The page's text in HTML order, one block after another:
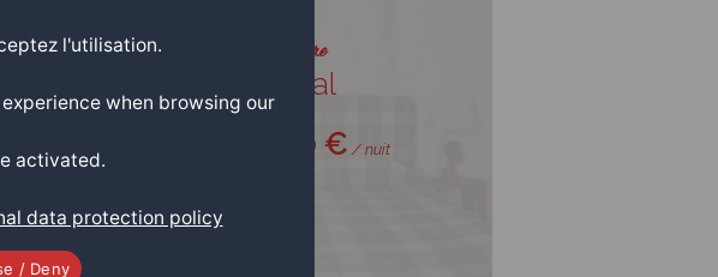
Chambre
Pascal
140 € / nuit
l'utilisation.
when browsing our
activated.
data protection policy
/ Deny